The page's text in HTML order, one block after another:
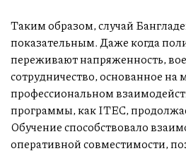
Таким образом, случай
показательным. Даже когда
переживают напряженность,
сотрудничество, основанное на
профессиональном
программы, как ITEC,
Обучение способствовало
оперативной совместимости,